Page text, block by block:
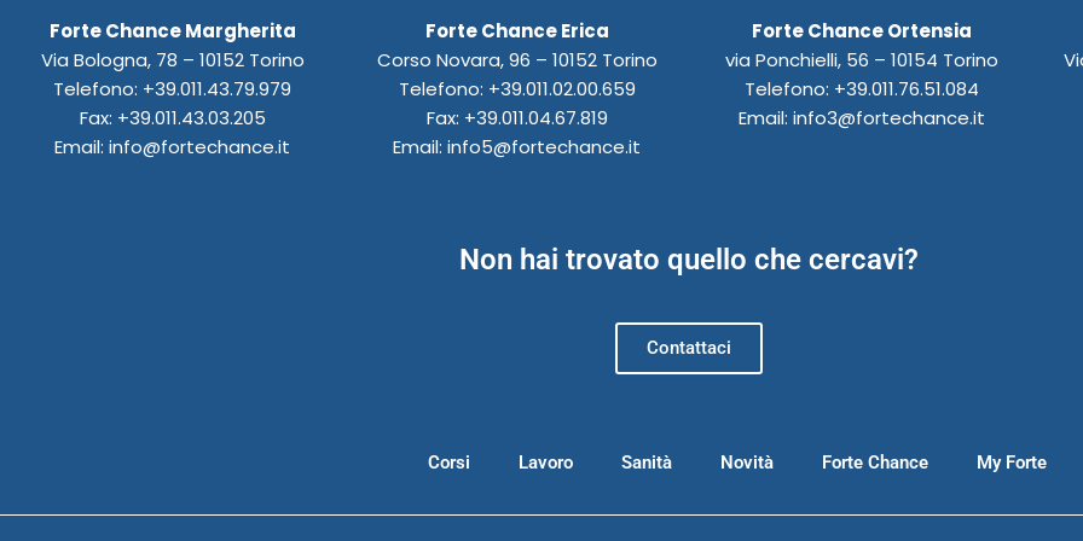
o
o
k
g
r
a
m
e
d
o
n
a
p
p
Forte Chance Margherita
Via Bologna, 78 – 10152 Torino
Telefono: +39.011.43.79.979
Fax: +39.011.43.03.205
Email: info@fortechance.it
Forte Chance Erica
Corso Novara, 96 – 10152 Torino
Telefono: +39.011.02.00.659
Fax: +39.011.04.67.819
Email: info5@fortechance.it
Forte Chance Ortensia
via Ponchielli, 56 – 10154 Torino
Telefono: +39.011.76.51.084
Email: info3@fortechance.it
Non hai trovato quello che cercavi?
Contattaci
Corsi Lavoro Sanità Novità Forte Chance My Forte